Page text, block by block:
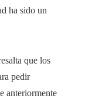
ha sido un
que los
pedir
anteriormente